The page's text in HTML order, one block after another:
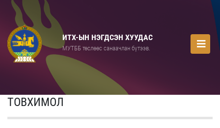
ИТХ-ЫН НЭГДСЭН ХУУДАС
МУТББ төслөөс санаачлан бүтээв.
ТОВХИМОЛ